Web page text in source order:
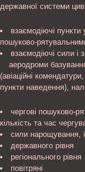
державної системи
взаємодіючі пункти
пошуково-
взаємодіючі сили і
аеродроми
(авіаційні
пункти наведення),
чергові пошуково-
кількість та час
сили нарощування,
державного рівня
регіонального рівня
повітряні